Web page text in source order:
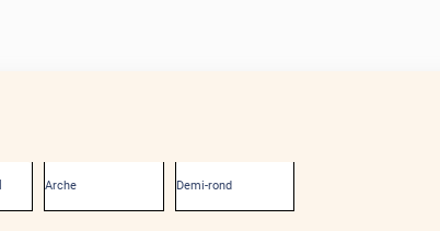
Arche Demi-rond